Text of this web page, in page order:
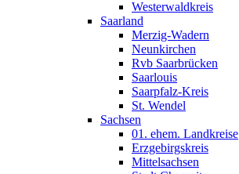
Westerwaldkreis
Saarland
Merzig-Wadern
Neunkirchen
Rvb Saarbrücken
Saarlouis
Saarpfalz-Kreis
St. Wendel
Sachsen
01. ehem. Landkreise
Erzgebirgskreis
Mittelsachsen